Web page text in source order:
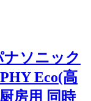
ナソニック
Eco(高
房用 同時